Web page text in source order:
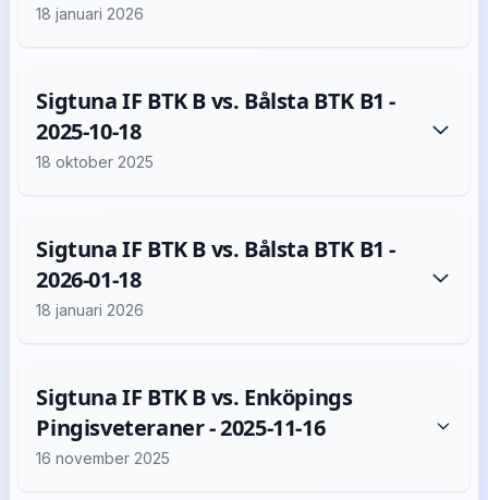
18 januari 2026
Sigtuna IF BTK B vs. Bålsta BTK B1 -
2025-10-18
18 oktober 2025
Sigtuna IF BTK B vs. Bålsta BTK B1 -
2026-01-18
18 januari 2026
Sigtuna IF BTK B vs. Enköpings
Pingisveteraner - 2025-11-16
16 november 2025